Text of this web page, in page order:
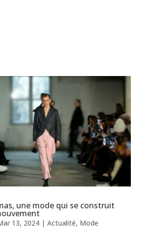
une mode qui se construit
13, 2024| Actualité, Mode